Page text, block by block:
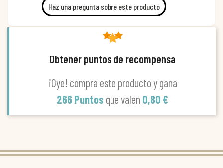
Haz una pregunta sobre este producto
Obtener puntos de recompensa
¡Oye! compra este producto y gana
266 Puntos que valen 0,80 €